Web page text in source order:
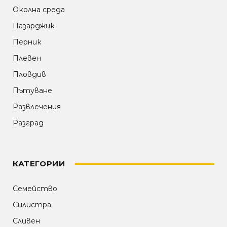
Околна среда
Пазарджик
Перник
Плевен
Пловдив
Пътуване
Развлечения
Разград
КАТЕГОРИИ
Семейство
Силистра
Сливен